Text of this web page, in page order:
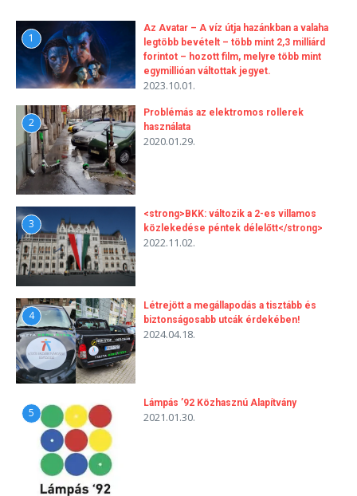
1
Az Avatar – A víz útja hazánkban a valaha
legtöbb bevételt – több mint 2,3 milliárd
forintot – hozott film, melyre több mint
egymillióan váltottak jegyet.
2023.10.01.
2
Problémás az elektromos rollerek
használata
2020.01.29.
3
<strong>BKK: változik a 2-es villamos
közlekedése péntek délelőtt</strong>
2022.11.02.
4
Létrejött a megállapodás a tisztább és
biztonságosabb utcák érdekében!
2024.04.18.
5
Lámpás ’92 Közhasznú Alapítvány
2021.01.30.